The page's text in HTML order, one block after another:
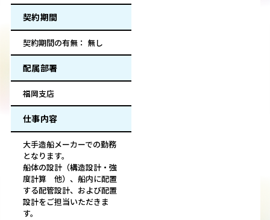
契約期間
契約期間の有無： 無し
配属部署
福岡支店
仕事内容
大手造船メーカーでの勤務
となります。
船体の設計（構造設計・強
度計算 他）、船内に配置
する配管設計、および配置
設計をご担当いただきま
す。